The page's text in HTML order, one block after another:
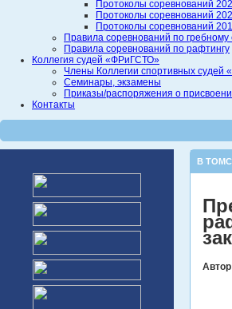
Протоколы соревнований
Протоколы соревнований
Протоколы соревнований
Правила соревнований по гребному
Правила соревнований по рафтингу
Коллегия судей «ФРиГСТО»
Члены Коллегии спортивных судей
Семинары, экзамены
Приказы/распоряжения о
Контакты
В